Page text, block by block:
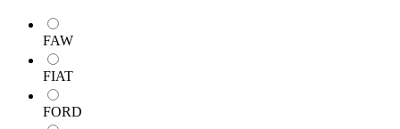
FAW
FIAT
FORD